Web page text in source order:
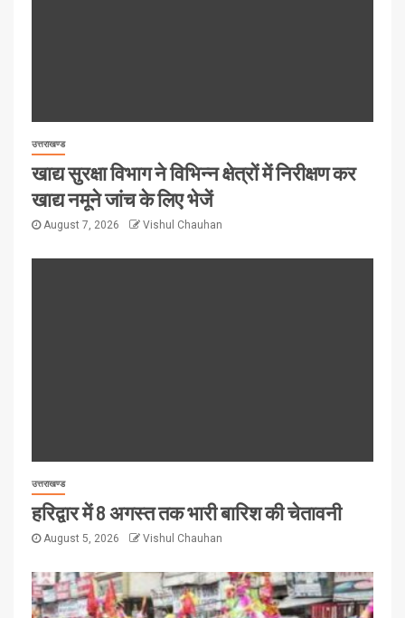
उत्तराखण्ड
खाद्य सुरक्षा विभाग ने विभिन्न क्षेत्रों में निरीक्षण कर
खाद्य नमूने जांच के लिए भेजें
August 7, 2026 Vishul Chauhan
उत्तराखण्ड
हरिद्वार में 8 अगस्त तक भारी बारिश की चेतावनी
August 5, 2026 Vishul Chauhan